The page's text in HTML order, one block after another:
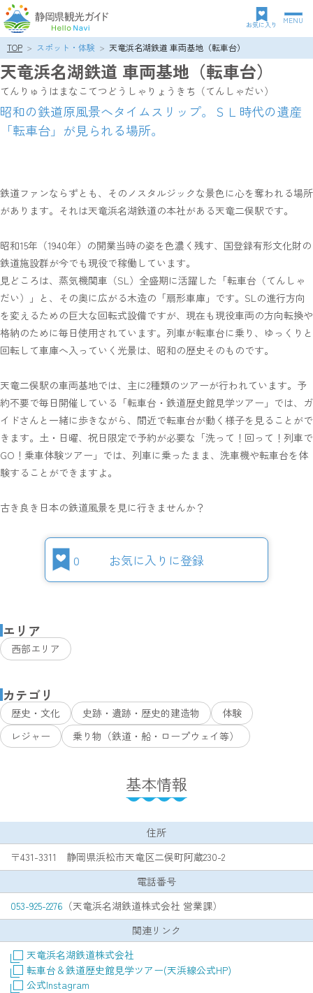
グ
ロ
バ
ナ
ビ
お気に入り MENU
パ
ン
ク
ズ
リ
ス
TOP スポット・体験 天竜浜名湖鉄道 車両基地（転車台）
天竜浜名湖鉄道 車両基地（転車台）
てんりゅうはまなこてつどうしゃりょうきち（てんしゃだい）
昭和の鉄道原風景へタイムスリップ。ＳＬ時代の遺産
「転車台」が見られる場所。
鉄道ファンならずとも、そのノスタルジックな景色に心を奪われる場所
があります。それは天竜浜名湖鉄道の本社がある天竜二俣駅です。
昭和15年（1940年）の開業当時の姿を色濃く残す、国登録有形文化財の
鉄道施設群が今でも現役で稼働しています。
見どころは、蒸気機関車（SL）全盛期に活躍した「転車台（てんしゃ
だい）」と、その奥に広がる木造の「扇形車庫」です。SLの進行方向
を変えるための巨大な回転式設備ですが、現在も現役車両の方向転換や
格納のために毎日使用されています。列車が転車台に乗り、ゆっくりと
回転して車庫へ入っていく光景は、昭和の歴史そのものです。
天竜二俣駅の車両基地では、主に2種類のツアーが行われています。予
約不要で毎日開催している「転車台・鉄道歴史館見学ツアー」では、ガ
イドさんと一緒に歩きながら、間近で転車台が動く様子を見ることがで
きます。土・日曜、祝日限定で予約が必要な「洗って！回って！列車で
GO！乗車体験ツアー」では、列車に乗ったまま、洗車機や転車台を体
験することができますよ。
古き良き日本の鉄道風景を見に行きませんか？
0 お気に入りに登録
エリア
西部エリア
カテゴリ
歴史・文化 史跡・遺跡・歴史的建造物
体験
レジャー
乗り物（鉄道・船・ロープウェイ等）
基本情報
住所
〒431-3311 静岡県浜松市天竜区二俣町阿蔵230-2
電話番号
053-925-2276 （天竜浜名湖鉄道株式会社 営業課）
関連リンク
天竜浜名湖鉄道株式会社
転車台＆鉄道歴史館見学ツアー(天浜線公式HP)
公式Instagram